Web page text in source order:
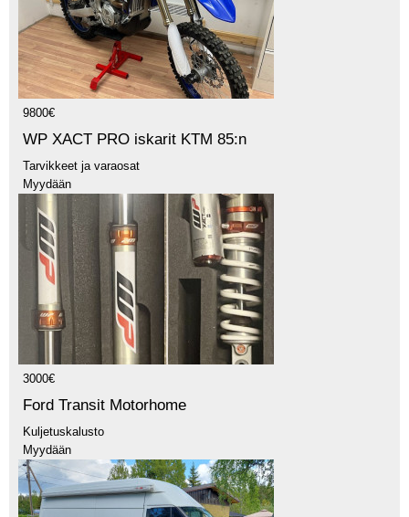
9800€
WP XACT PRO iskarit KTM 85:n
Tarvikkeet ja varaosat
Myydään
3000€
Ford Transit Motorhome
Kuljetuskalusto
Myydään